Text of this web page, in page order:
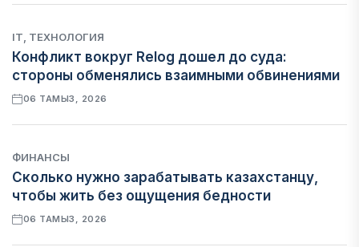
IT, ТЕХНОЛОГИЯ
Конфликт вокруг Relog дошел до суда:
стороны обменялись взаимными обвинениями
06 ТАМЫЗ, 2026
ФИНАНСЫ
Сколько нужно зарабатывать казахстанцу,
чтобы жить без ощущения бедности
06 ТАМЫЗ, 2026